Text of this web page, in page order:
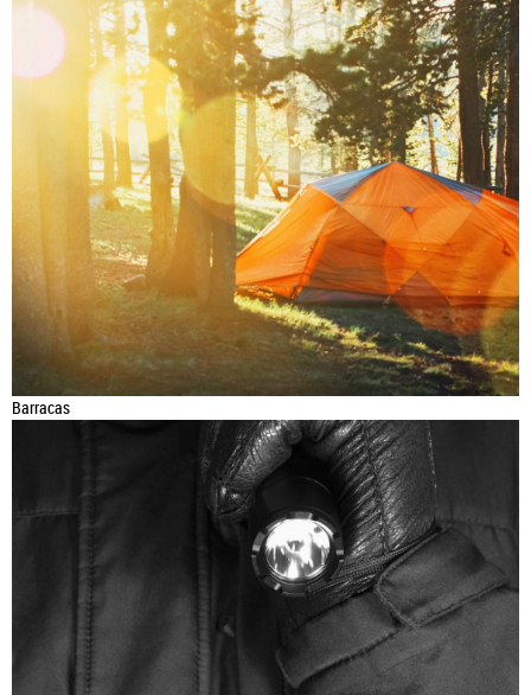
Barracas